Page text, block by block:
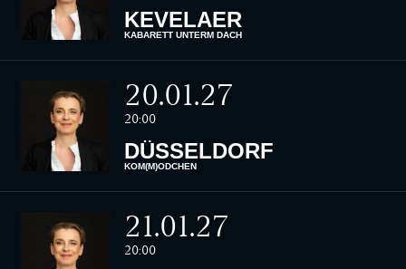
KEVELAER
KABARETT UNTERM DACH
20.01.27
20:00
DÜSSELDORF
KOM(M)ÖDCHEN
21.01.27
20:00